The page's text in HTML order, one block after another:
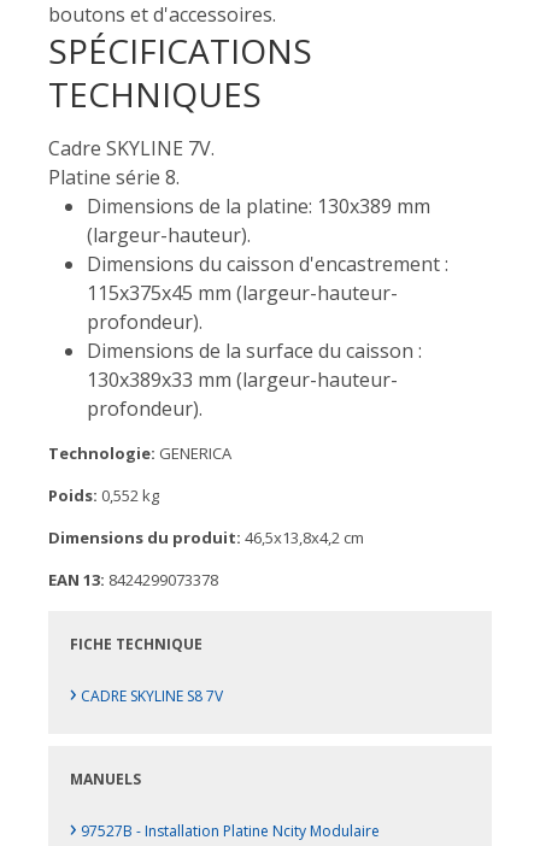
boutons et d'accessoires.
SPÉCIFICATIONS
TECHNIQUES
Cadre SKYLINE 7V.
Platine série 8.
Dimensions de la platine: 130x389 mm
(largeur-hauteur).
Dimensions du caisson d'encastrement :
115x375x45 mm (largeur-hauteur-
profondeur).
Dimensions de la surface du caisson :
130x389x33 mm (largeur-hauteur-
profondeur).
Technologie: GENERICA
Poids: 0,552 kg
Dimensions du produit: 46,5x13,8x4,2 cm
EAN 13: 8424299073378
FICHE TECHNIQUE
› CADRE SKYLINE S8 7V
MANUELS
› 97527B - Installation Platine Ncity Modulaire